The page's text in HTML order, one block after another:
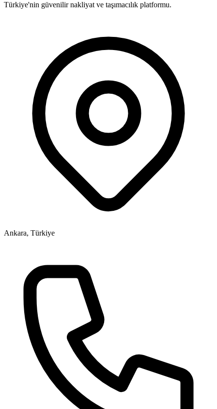
Türkiye'nin güvenilir nakliyat ve taşımacılık platformu.
Ankara, Türkiye